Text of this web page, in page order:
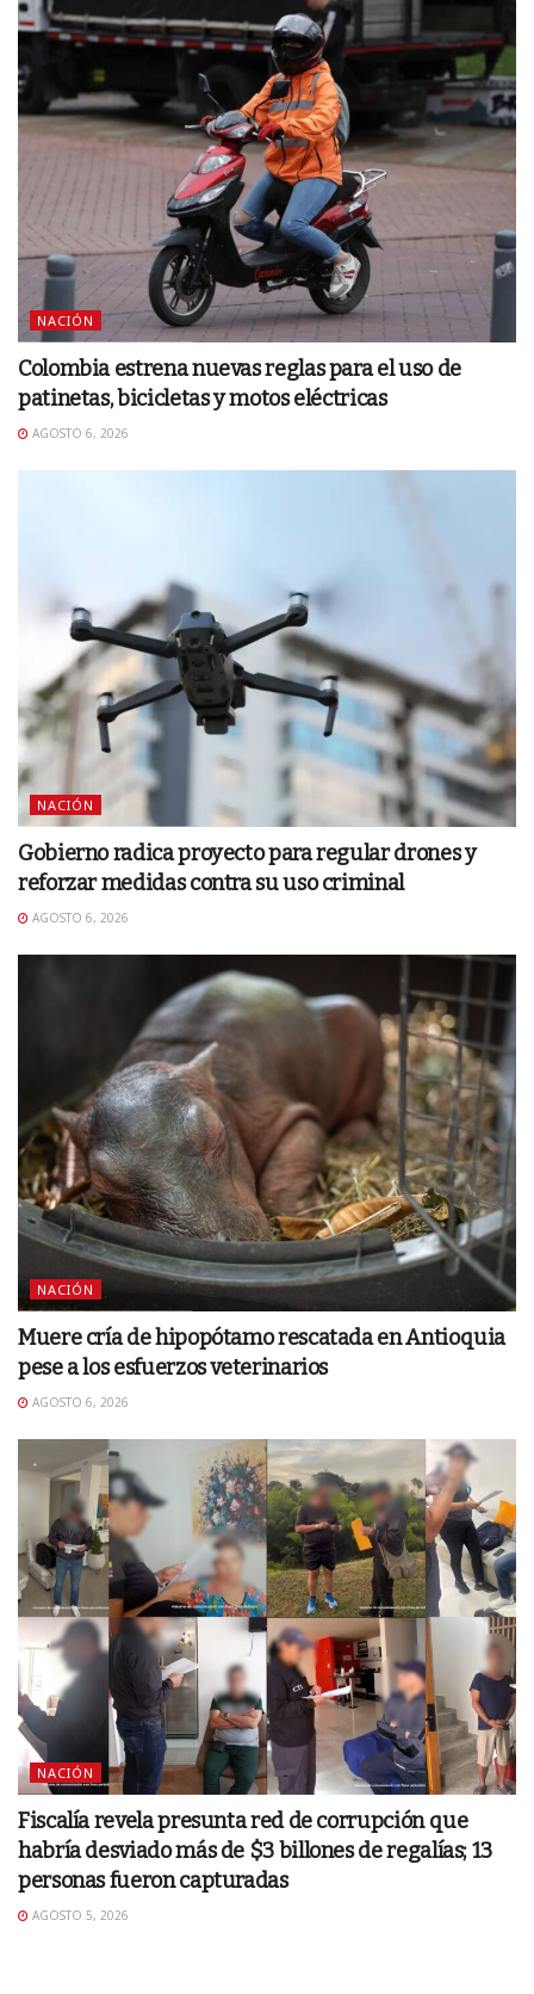
NACIÓN
Colombia estrena nuevas reglas para el uso de
patinetas, bicicletas y motos eléctricas
AGOSTO 6, 2026
NACIÓN
Gobierno radica proyecto para regular drones y
reforzar medidas contra su uso criminal
AGOSTO 6, 2026
NACIÓN
Muere cría de hipopótamo rescatada en Antioquia
pese a los esfuerzos veterinarios
AGOSTO 6, 2026
NACIÓN
Fiscalía revela presunta red de corrupción que
habría desviado más de $3 billones de regalías; 13
personas fueron capturadas
AGOSTO 5, 2026